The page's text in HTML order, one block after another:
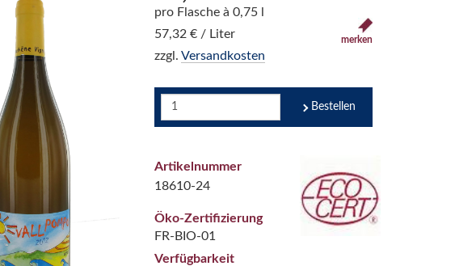
pro Flasche à 0,75 l
57,32 € / Liter
zzgl. Versandkosten
merken
Bestellen
Artikelnummer
18610-24
Öko-Zertifizierung
FR-BIO-01
Verfügbarkeit